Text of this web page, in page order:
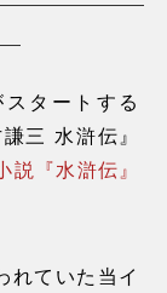
タートする
三 水滸伝』
『水滸伝』
れていた当イ